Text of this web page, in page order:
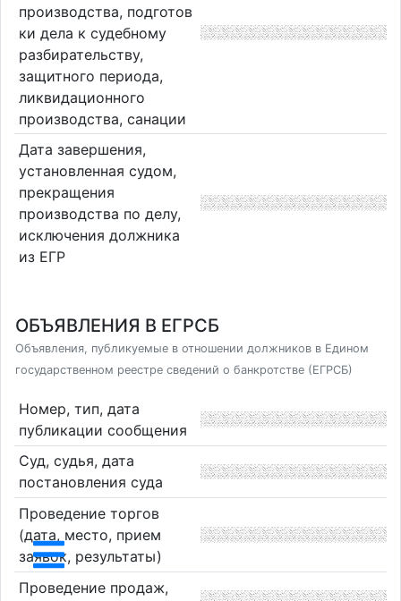
производства, подготов
ки дела к судебному
разбирательству,
защитного периода,
ликвидационного
производства, санации
Дата завершения,
установленная судом,
прекращения
производства по делу,
исключения должника
из ЕГР
ОБЪЯВЛЕНИЯ В ЕГРСБ
Объявления, публикуемые в отношении должников в Едином
государственном реестре сведений о банкротстве (ЕГРСБ)
Номер, тип, дата
публикации сообщения
Суд, судья, дата
постановления суда
Проведение торгов
(дата, место, прием
заявок, результаты)
Проведение продаж,